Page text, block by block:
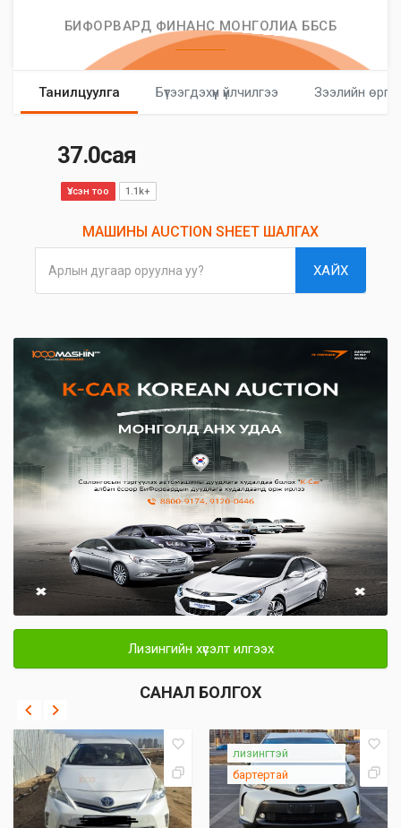
БИФОРВАРД ФИНАНС МОНГОЛИА ББСБ
Танилцуулга Бүтээгдэхүүн үйлчилгээ Зээлийн
37.0сая
Үзсэн тоо 1.1k+
МАШИНЫ AUCTION SHEET ШАЛГАХ
Арлын дугаар оруулна уу? ХАЙХ
Лизингийн хүсэлт илгээх
САНАЛ БОЛГОХ
лизингтэй
бартертай